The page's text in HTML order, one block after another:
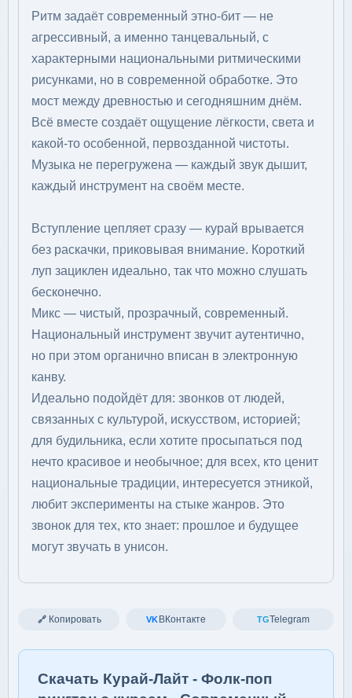
Ритм задаёт современный этно-бит — не
агрессивный, а именно танцевальный, с
характерными национальными ритмическими
рисунками, но в современной обработке. Это
мост между древностью и сегодняшним днём.
Всё вместе создаёт ощущение лёгкости, света и
какой-то особенной, первозданной чистоты.
Музыка не перегружена — каждый звук дышит,
каждый инструмент на своём месте.
Вступление цепляет сразу — курай врывается
без раскачки, приковывая внимание. Короткий
луп зациклен идеально, так что можно слушать
бесконечно.
Микс — чистый, прозрачный, современный.
Национальный инструмент звучит аутентично,
но при этом органично вписан в электронную
канву.
Идеально подойдёт для: звонков от людей,
связанных с культурой, искусством, историей;
для будильника, если хотите просыпаться под
нечто красивое и необычное; для всех, кто ценит
национальные традиции, интересуется этникой,
любит эксперименты на стыке жанров. Это
звонок для тех, кто знает: прошлое и будущее
могут звучать в унисон.
🔗 Копировать VK ВКонтакте TGTelegram
Скачать Курай-Лайт - Фолк-поп